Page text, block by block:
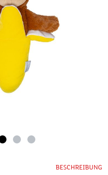
BESCHREIBUNG